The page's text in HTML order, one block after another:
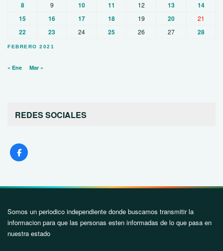
FEBRERO 2021
8
9 10 11 12 13
14
15
16 17 18 19 20 21
22 23 24 25 26 27 28
« Ene Mar »
REDES SOCIALES
Somos un periodico independiente donde buscamos transmitir la
informacion para que las personas esten informadas de lo que pasa en
nuestra estado